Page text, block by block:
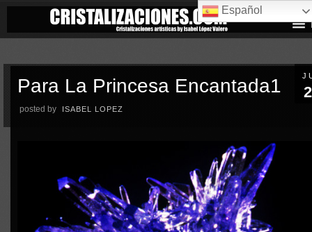
Para La Princesa Encantada1
posted by ISABEL LOPEZ
Español